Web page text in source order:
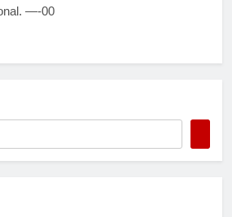
—-00